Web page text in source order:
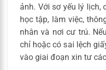
ảnh. Với sơ yếu lý lịch,
học tập, làm việc,
nhân và nơi cư trú.
chỉ hoặc có sai lệch
vào giai đoạn xin tư